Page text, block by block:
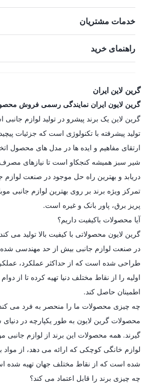
خدمات مشتریان
راهنمای خرید
گرین لاین ایران
گرین لایون ایران نمایندگی رسمی فروش
گرین لاین یک برند پیشرو در تولید لوازم
تولید پیشرفته با تکنولوژی است که جزئیات
شیر سبز همیشه کنجکاو است تا نیازهای مصرف
دریابد و بهترین راه حل موجود در صنعت لوازم
تمرکز ویژه برند بر روی بهترین لوازم جانبی
پریز برق، پاور بانک و غیره است.
آیا محصولات باکیفیت داریم؟
گرین لایون محصولاتی با کیفیت بالا تولید می
در صنعت لوازم جانبی بیش از حد مهندسی
طراحی شده است که از حداکثر عملکرد،
اولیه را از نقاط مختلف دنیا تهیه کرده تا از
اطمینان حاصل کند.
چه چیزی محصولات ما را منحصر به فرد می
محصولات گرین لایون به طور یکپارچه در
گیرند. همه محصولات این برند از لوازم جانبی
لوازم خانگی کوچکی که ارائه می دهد، از مواد
شده است که از نقاط مختلف جهان تهیه شده
چه چیزی برند را قابل اعتماد می کند؟